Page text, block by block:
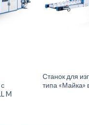
M
Станок для
типа «Майка»